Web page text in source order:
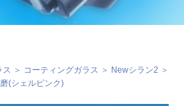
ス ＞ コーティングガラス ＞ Newシラン2 ＞
(シェルピンク)